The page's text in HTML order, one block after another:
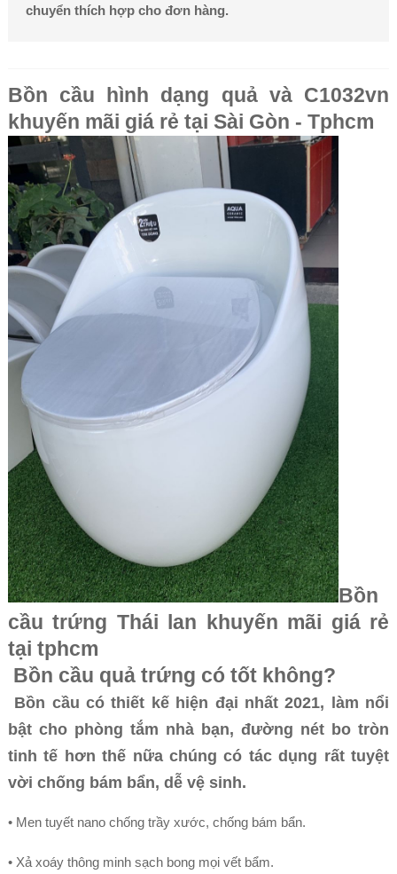
chuyển thích hợp cho đơn hàng.
Bồn cầu hình dạng quả và C1032vn
khuyến mãi giá rẻ tại Sài Gòn - Tphcm
Bồn
cầu trứng Thái lan khuyến mãi giá rẻ
tại tphcm
Bồn cầu quả trứng có tốt không?
Bồn cầu có thiết kế hiện đại nhất 2021, làm nổi
bật cho phòng tắm nhà bạn, đường nét bo tròn
tinh tế hơn thế nữa chúng có tác dụng rất tuyệt
vời chống bám bẩn, dễ vệ sinh.
• Men tuyết nano chống trầy xước, chống bám bẩn.
• Xả xoáy thông minh sạch bong mọi vết bẩm.